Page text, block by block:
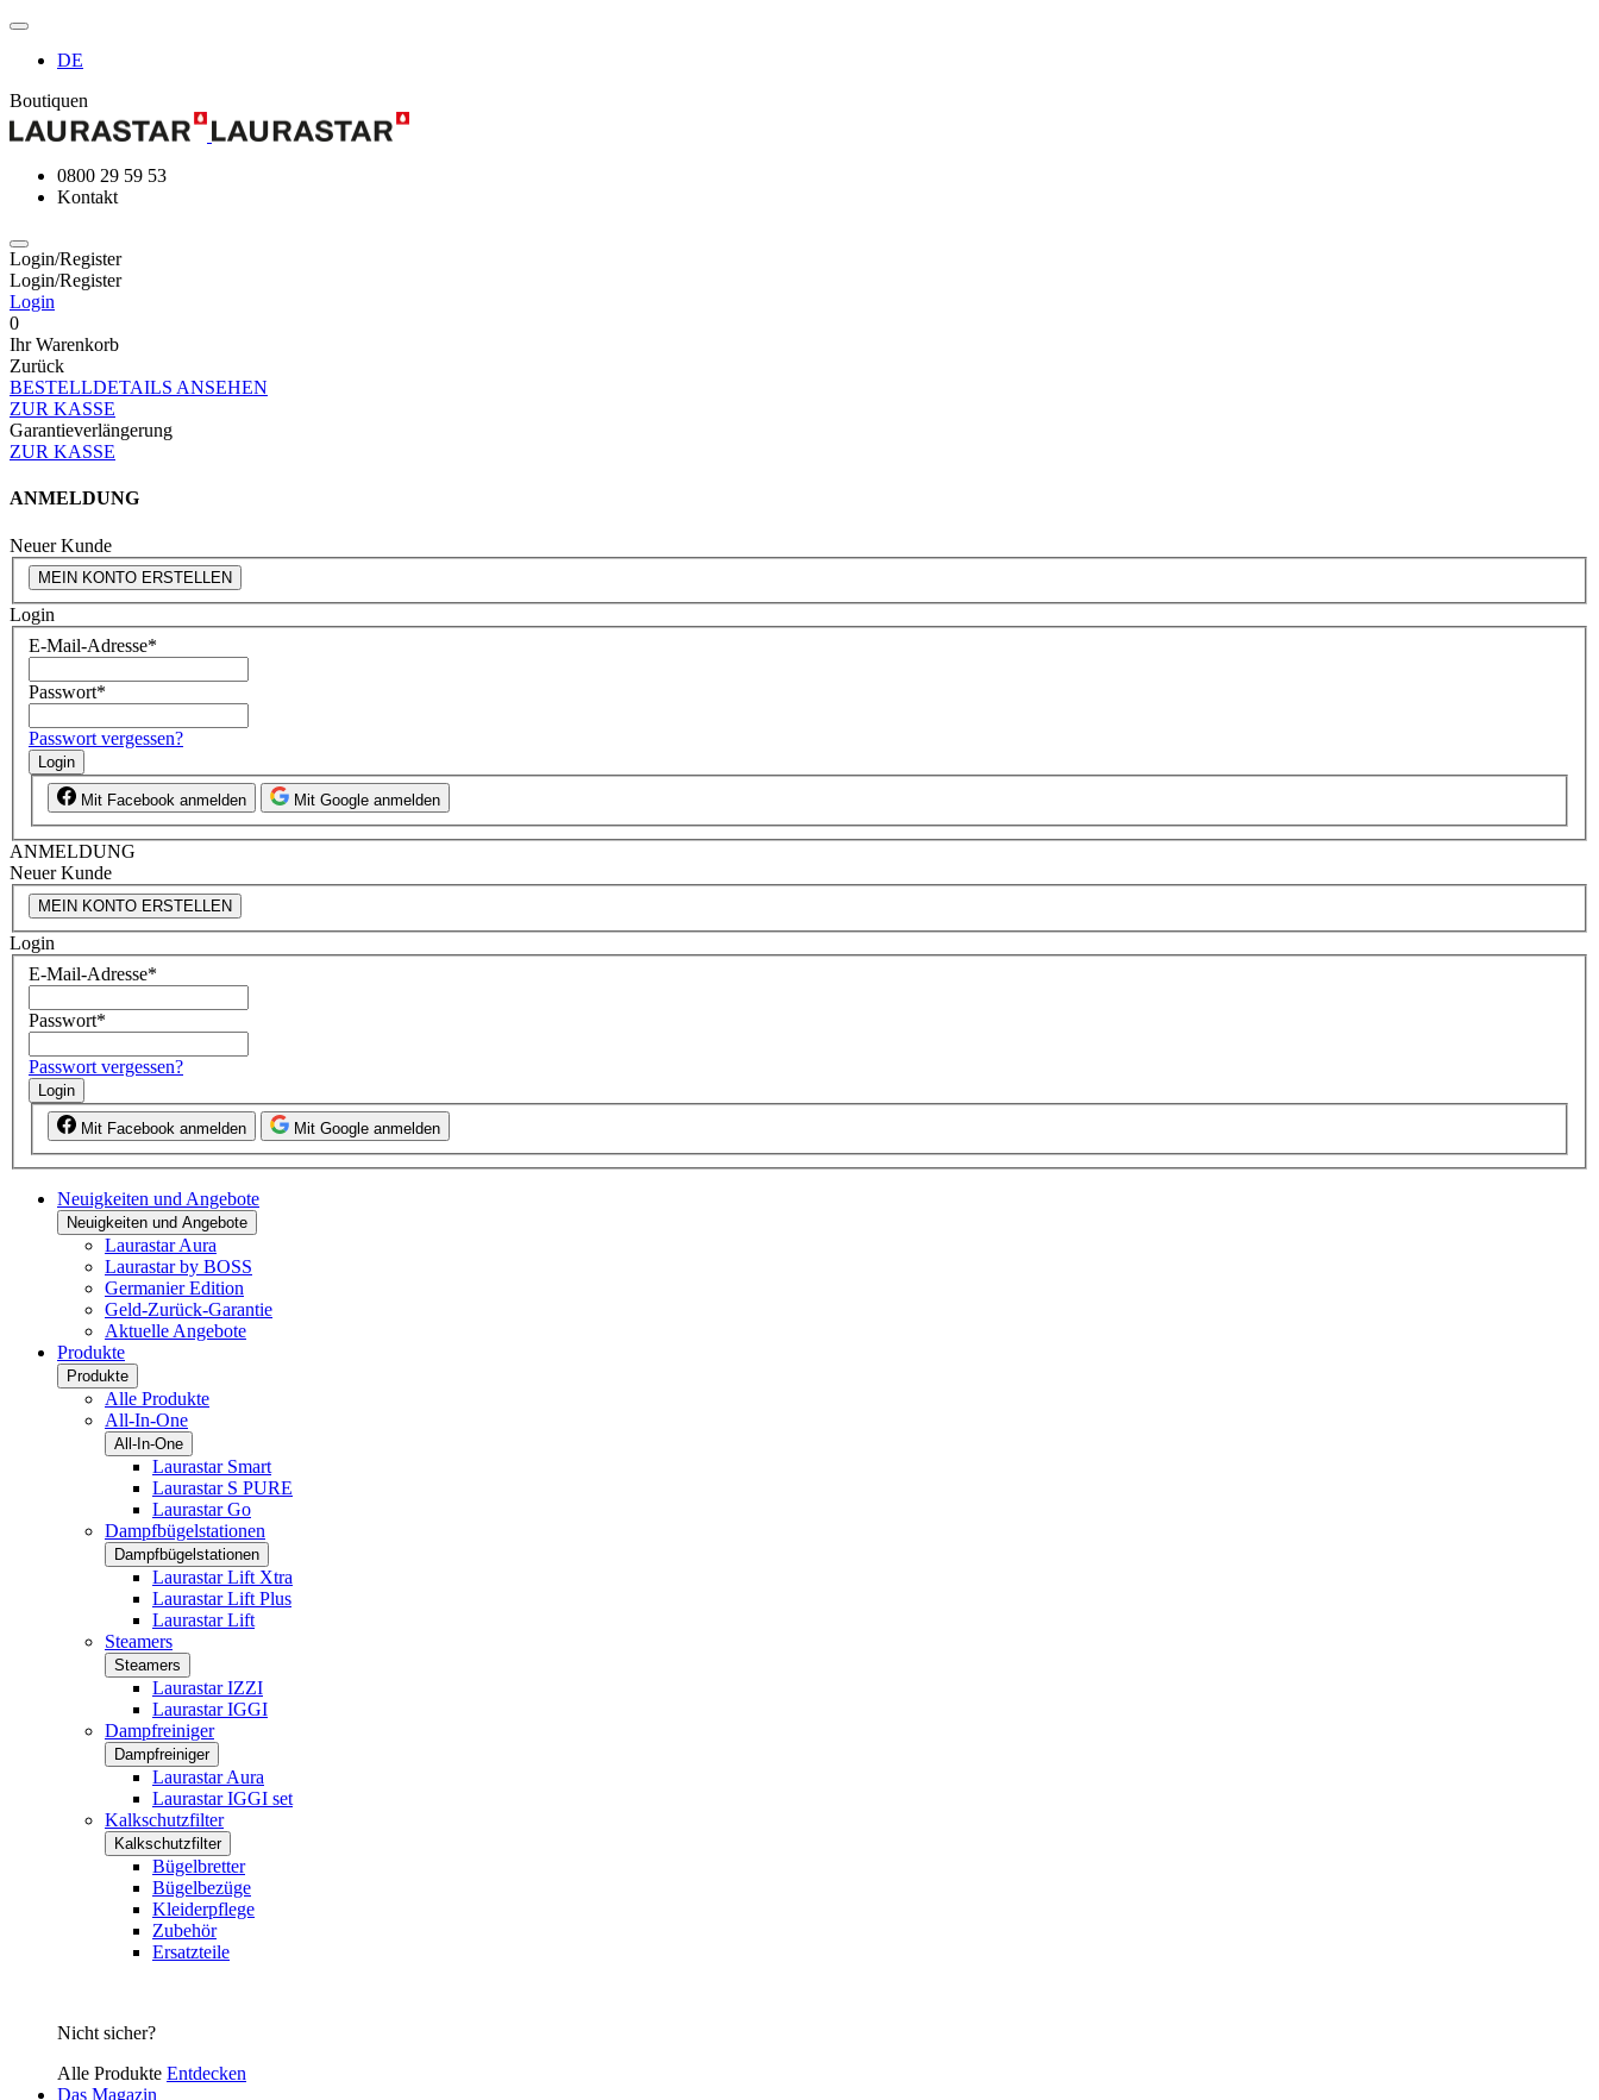
DE
Boutiquen
0800 29 59 53
Kontakt
Login/Register
Login/Register
Login
0
Ihr Warenkorb
Zurück
BESTELLDETAILS ANSEHEN
ZUR KASSE
Garantieverlängerung
ZUR KASSE
ANMELDUNG
Neuer Kunde
MEIN KONTO ERSTELLEN
Login
E-Mail-Adresse*
Passwort*
Passwort vergessen?
Login
Mit Facebook anmelden Mit Google anmelden
ANMELDUNG
Neuer Kunde
MEIN KONTO ERSTELLEN
Login
E-Mail-Adresse*
Passwort*
Passwort vergessen?
Login
Mit Facebook anmelden Mit Google anmelden
Neuigkeiten und Angebote
Neuigkeiten und Angebote
Laurastar Aura
Laurastar by BOSS
Germanier Edition
Geld-Zurück-Garantie
Aktuelle Angebote
Produkte
Produkte
Alle Produkte
All-In-One
All-In-One
Laurastar Smart
Laurastar S PURE
Laurastar Go
Dampfbügelstationen
Dampfbügelstationen
Laurastar Lift Xtra
Laurastar Lift Plus
Laurastar Lift
Steamers
Steamers
Laurastar IZZI
Laurastar IGGI
Dampfreiniger
Dampfreiniger
Laurastar Aura
Laurastar IGGI set
Kalkschutzfilter
Kalkschutzfilter
Bügelbretter
Bügelbezüge
Kleiderpflege
Zubehör
Ersatzteile
Nicht sicher?
Alle Produkte Entdecken
Das Magazin